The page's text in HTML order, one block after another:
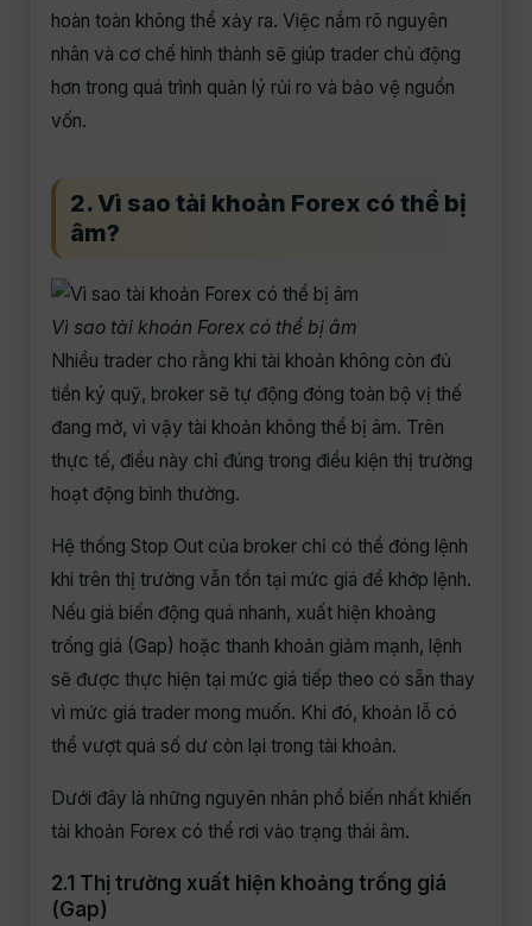
hoàn toàn không thể xảy ra. Việc nắm rõ nguyên
nhân và cơ chế hình thành sẽ giúp trader chủ động
hơn trong quá trình quản lý rủi ro và bảo vệ nguồn
vốn.
2. Vì sao tài khoản Forex có thể bị
âm?
Vì sao tài khoản Forex có thể bị âm
Nhiều trader cho rằng khi tài khoản không còn đủ
tiền ký quỹ, broker sẽ tự động đóng toàn bộ vị thế
đang mở, vì vậy tài khoản không thể bị âm. Trên
thực tế, điều này chỉ đúng trong điều kiện thị trường
hoạt động bình thường.
Hệ thống Stop Out của broker chỉ có thể đóng lệnh
khi trên thị trường vẫn tồn tại mức giá để khớp lệnh.
Nếu giá biến động quá nhanh, xuất hiện khoảng
trống giá (Gap) hoặc thanh khoản giảm mạnh, lệnh
sẽ được thực hiện tại mức giá tiếp theo có sẵn thay
vì mức giá trader mong muốn. Khi đó, khoản lỗ có
thể vượt quá số dư còn lại trong tài khoản.
Dưới đây là những nguyên nhân phổ biến nhất khiến
tài khoản Forex có thể rơi vào trạng thái âm.
2.1 Thị trường xuất hiện khoảng trống giá
(Gap)